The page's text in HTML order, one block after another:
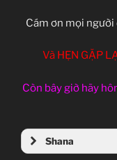
Cám ơn mọi
Và HẸN GẶP
Còn bây giờ hãy
Shana